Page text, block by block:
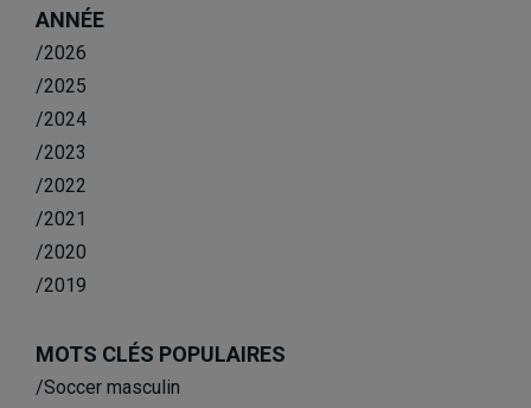
ANNÉE
/2026
/2025
/2024
/2023
/2022
/2021
/2020
/2019
MOTS CLÉS POPULAIRES
/Soccer masculin